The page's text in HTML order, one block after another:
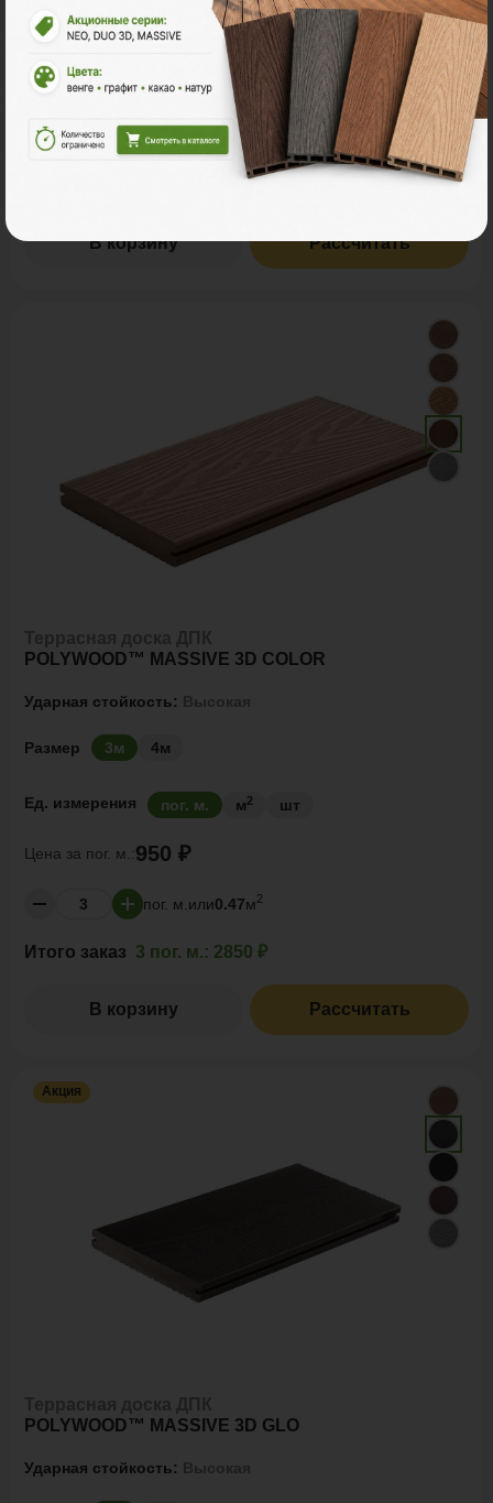
Ед. измерения пог. м. м шт
Цена запог. м.:930 ₽
пог. м.или0.62 2
3720 ₽
В корзину Рассчитать
POLYWOOD™ MASSIVE 3D COLOR
Ударная стойкость:
Размер 3м 4м
Ед. измерения пог. м. м2 шт
Цена за пог. м.:950 ₽
пог. м. или0.47м2
Итого заказ 3 пог. м.: 2850 ₽
В корзину Рассчитать
Акция
POLYWOOD™ MASSIVE 3D GLO
Ударная стойкость: